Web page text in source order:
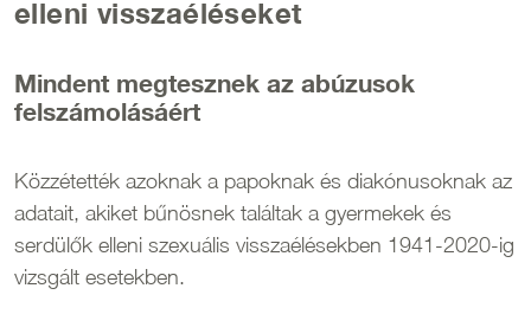
elleni visszaéléseket
Mindent megtesznek az abúzusok
felszámolásáért
Közzétették azoknak a papoknak és diakónusoknak az
adatait, akiket bűnösnek találtak a gyermekek és
serdülők elleni szexuális visszaélésekben 1941-2020-ig
vizsgált esetekben.